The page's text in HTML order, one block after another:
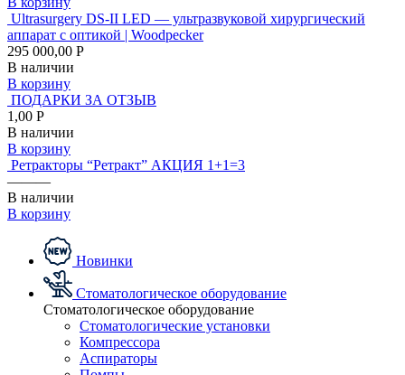
Ultrasurgery DS-II LED — ультразвуковой хирургический
аппарат с оптикой | Woodpecker
295 000,00 Р
В наличии
В корзину
ПОДАРКИ ЗА ОТЗЫВ
1,00 Р
В наличии
В корзину
Ретракторы “Ретракт” АКЦИЯ 1+1=3
———
В наличии
В корзину
Новинки
Стоматологическое оборудование
Стоматологическое оборудование
Стоматологические установки
Компрессора
Аспираторы